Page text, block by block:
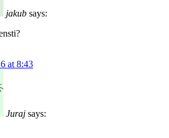
jakub says:
at 8:43
Juraj says: